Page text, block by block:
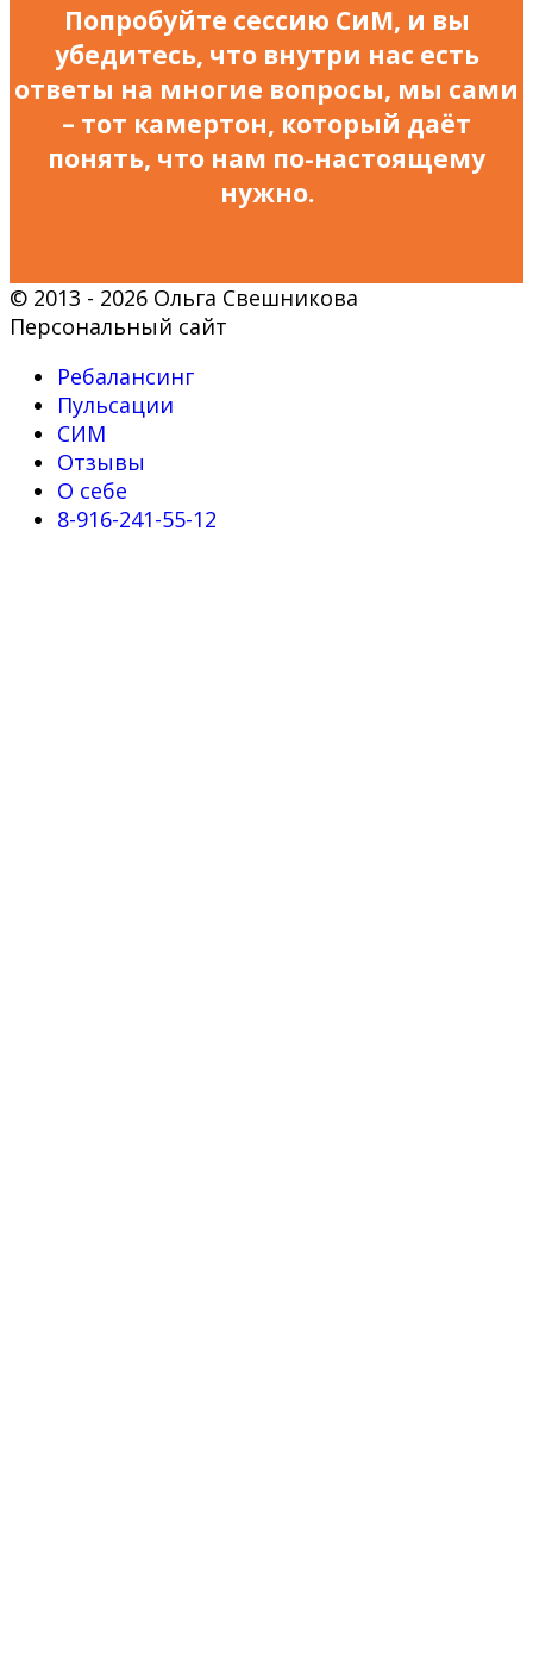
Попробуйте сессию СиМ, и вы
убедитесь, что внутри нас есть
ответы на многие вопросы, мы сами
– тот камертон, который даёт
понять, что нам по-настоящему
нужно.
© 2013 - 2026 Ольга Свешникова
Персональный сайт
Ребалансинг
Пульсации
СИМ
Отзывы
О себе
8-916-241-55-12